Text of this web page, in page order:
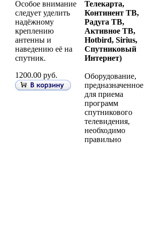
Особое внимание
следует уделить
надёжному
креплению
антенны и
наведению её на
спутник.
1200.00 руб.
Телекарта,
Континент ТВ,
Радуга ТВ,
Активное ТВ,
Hotbird, Sirius,
Спутниковый
Интернет)
Оборудование,
предназначенное
для приема
программ
спутникового
телевидения,
необходимо
правильно